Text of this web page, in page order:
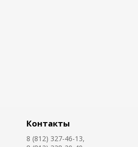
Контакты
8 (812) 327-46-13,